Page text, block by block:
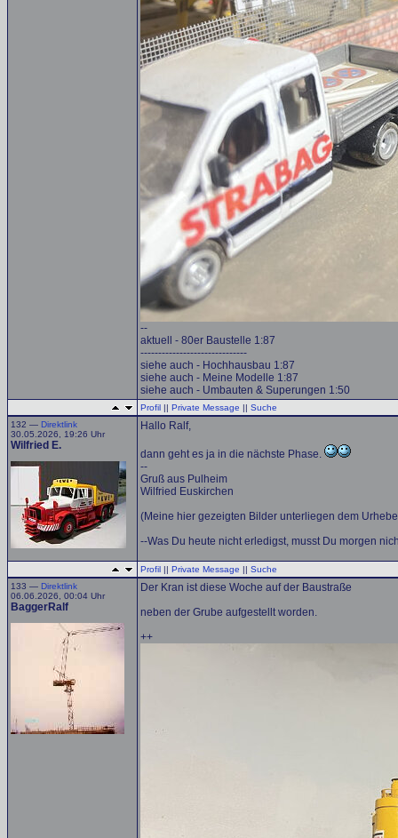
--
aktuell - 80er Baustelle 1:87
------------------------------
siehe auch - Hochhausbau 1:87
siehe auch - Meine Modelle 1:87
siehe auch - Umbauten & Superungen 1:50
Profil || Private Message || Suche
132 — Direktlink
30.05.2026, 19:26 Uhr
Wilfried E.
Hallo Ralf,
dann geht es ja in die nächste Phase.
--
Gruß aus Pulheim
Wilfried Euskirchen
(Meine hier gezeigten Bilder unterliegen dem
--Was Du heute nicht erledigst, musst Du morgen
Profil || Private Message || Suche
133 — Direktlink
06.06.2026, 00:04 Uhr
BaggerRalf
Der Kran ist diese Woche auf der Baustraße
neben der Grube aufgestellt worden.
++